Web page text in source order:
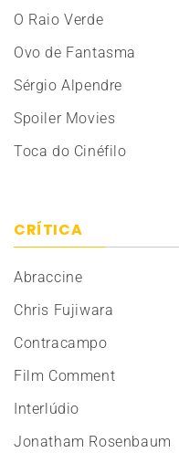
O Raio Verde
Ovo de Fantasma
Sérgio Alpendre
Spoiler Movies
Toca do Cinéfilo
CRÍTICA
Abraccine
Chris Fujiwara
Contracampo
Film Comment
Interlúdio
Jonatham Rosenbaum